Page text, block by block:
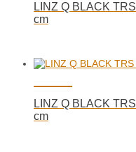
LINZ Q BLACK
cm
LINZ Q BLACK
cm